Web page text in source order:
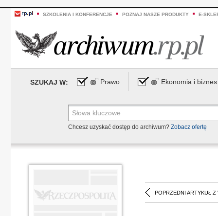
SZKOLENIA I KONFERENCJE POZNAJ NASZE PRODUKTY E-
SZUKAJ W: Prawo Ekonomia i biznes
Chcesz uzyskać dostęp do archiwum? Zobacz ofertę
POPRZEDNI ARTYKUŁ Z